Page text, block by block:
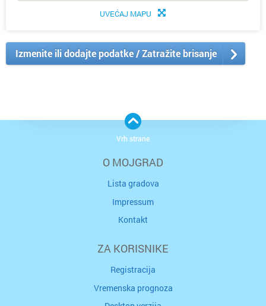
UVEĆAJ MAPU
Izmenite ili dodajte podatke / Zatražite brisanje
O MOJGRAD
Lista gradova
Impressum
Kontakt
ZA KORISNIKE
Registracija
Vremenska prognoza
Vrh strane